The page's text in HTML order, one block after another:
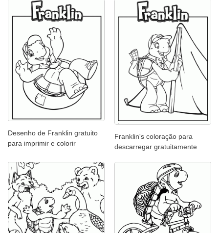
Desenho de Franklin gratuito
para imprimir e colorir
Franklin's coloração para
descarregar gratuitamente